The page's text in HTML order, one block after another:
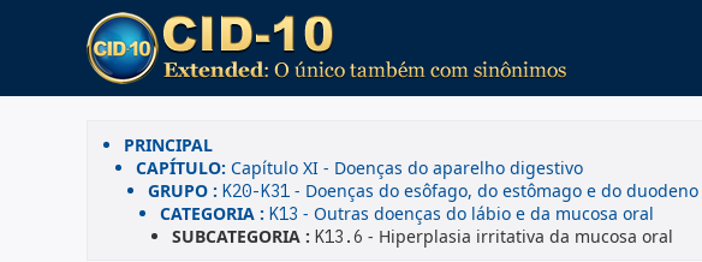
PRINCIPAL
CAPÍTULO: Capítulo XI - Doenças do aparelho digestivo
GRUPO : K20-K31 - Doenças do esôfago, do estômago e do duodeno
CATEGORIA : K13 - Outras doenças do lábio e da mucosa oral
SUBCATEGORIA : K13.6 - Hiperplasia irritativa da mucosa oral